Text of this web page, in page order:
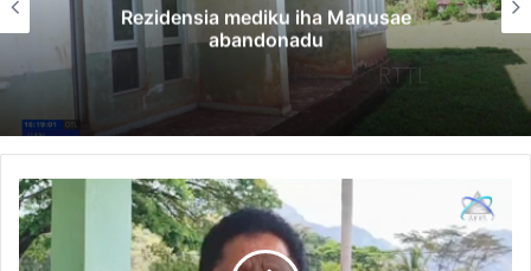
Governu Promete Tau Prioridade ba Setór
Minerais no Setór Produtivu